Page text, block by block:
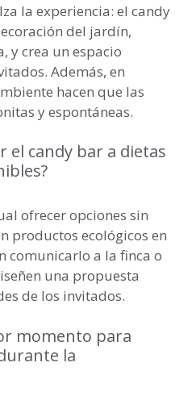
la experiencia: el candy
del jardín,
y crea un espacio
Además, en
hacen que las
y espontáneas.
el candy bar a dietas
ofrecer opciones sin
productos ecológicos en
comunicarlo a la finca o
una propuesta
de los invitados.
momento para
la